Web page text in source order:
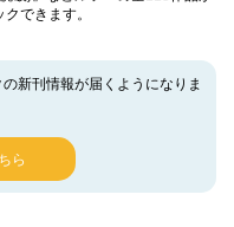
できます。
新刊情報が届くようになりま
ら